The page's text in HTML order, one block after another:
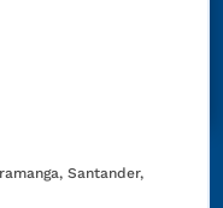
Santander,